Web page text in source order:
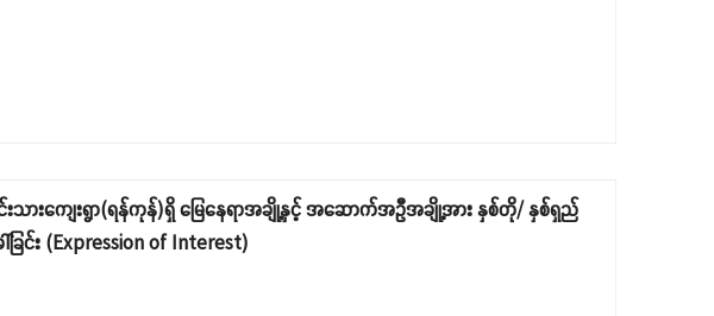
ရင်းသားကျေးရွာ(ရန်ကုန်)ရှိ မြေနေရာအချို့နှင့် အဆောက်အဦအချို့အား နှစ်တို/ နှစ်ရှည်
ြင်း (Expression of Interest)